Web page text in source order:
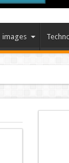
images